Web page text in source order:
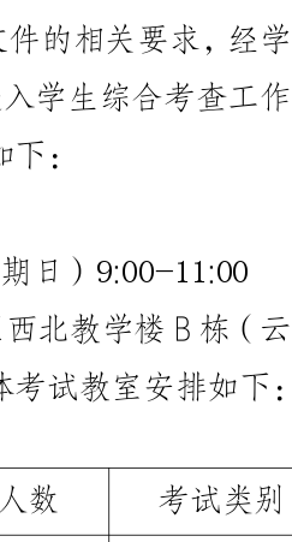
件 的相关 要求 ，经 学
入 学 生 综合考查工作
下 ：
期 日 ） 9:00- 1 1 :00
西北教 学楼 B 栋（ 云
考试教 室 安排如下 ：
人 数 考试类 别